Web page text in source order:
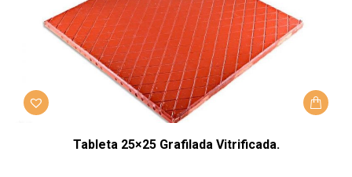
Tableta 25×25 Grafilada Vitrificada.